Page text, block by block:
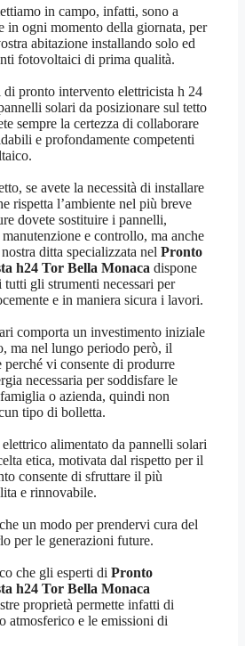
in campo, infatti, sono a
in ogni momento della giornata, per
abitazione installando solo ed
fotovoltaici di prima qualità.
di pronto intervento elettricista h 24
solari da posizionare sul tetto
sempre la certezza di collaborare
e profondamente competenti
se avete la necessità di installare
rispetta l’ambiente nel più breve
dovete sostituire i pannelli,
e controllo, ma anche
ditta specializzata nel Pronto
h24 Tor Bella Monaca dispone
tutti gli strumenti necessari per
e in maniera sicura i lavori.
comporta un investimento iniziale
ma nel lungo periodo però, il
vi consente di produrre
necessaria per soddisfare le
o azienda, quindi non
tipo di bolletta.
alimentato da pannelli solari
etica, motivata dal rispetto per il
consente di sfruttare il più
e rinnovabile.
un modo per prendervi cura del
per le generazioni future.
che gli esperti di Pronto
h24 Tor Bella Monaca
proprietà permette infatti di
atmosferico e le emissioni di